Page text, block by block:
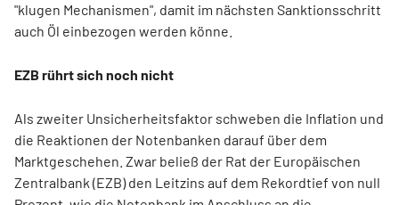
"klugen Mechanismen", damit im nächsten Sanktionsschritt
auch Öl einbezogen werden könne.
EZB rührt sich noch nicht
Als zweiter Unsicherheitsfaktor schweben die Inflation und
die Reaktionen der Notenbanken darauf über dem
Marktgeschehen. Zwar beließ der Rat der Europäischen
Zentralbank (EZB) den Leitzins auf dem Rekordtief von null